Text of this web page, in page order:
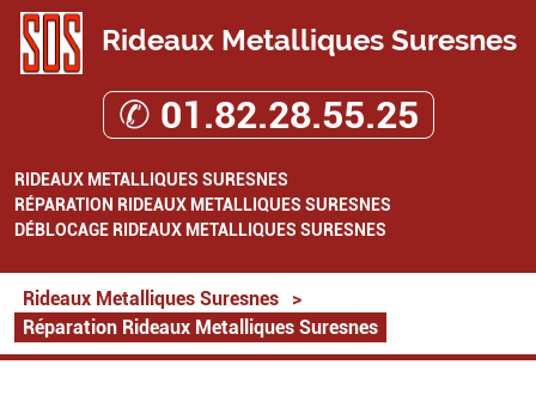
Rideaux Metalliques Suresnes
✆ 01.82.28.55.25
RIDEAUX METALLIQUES SURESNES
RÉPARATION RIDEAUX METALLIQUES SURESNES
DÉBLOCAGE RIDEAUX METALLIQUES SURESNES
Rideaux Metalliques Suresnes
>
Réparation Rideaux Metalliques Suresnes